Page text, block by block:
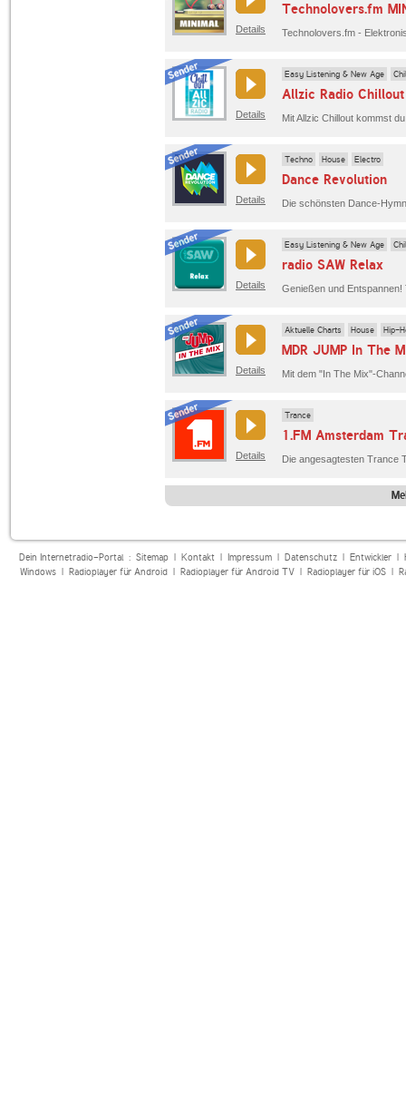
Details
Technolovers.fm
Details
Easy Listening & New Age
Allzic Radio Chillout
Details
Techno House Electro
Dance Revolution
Details
Easy Listening & New Age
radio SAW Relax
Details
Aktuelle Charts House Hip-
MDR JUMP In The
Details
Trance
1.FM Amsterdam
Die angesagtesten Trance
Dein Internetradio-Portal : Sitemap| Kontakt| Impressum| Datenschutz| Entwickler|
Windows| Radioplayer für Android| Radioplayer für Android TV| Radioplayer für iOS|